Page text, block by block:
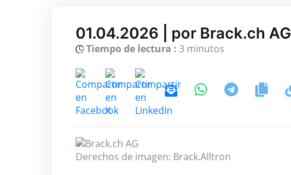
01.04.2026 | por Brack.ch AG
Tiempo de lectura : 3 minutos
Derechos de imagen: Brack.Alltron